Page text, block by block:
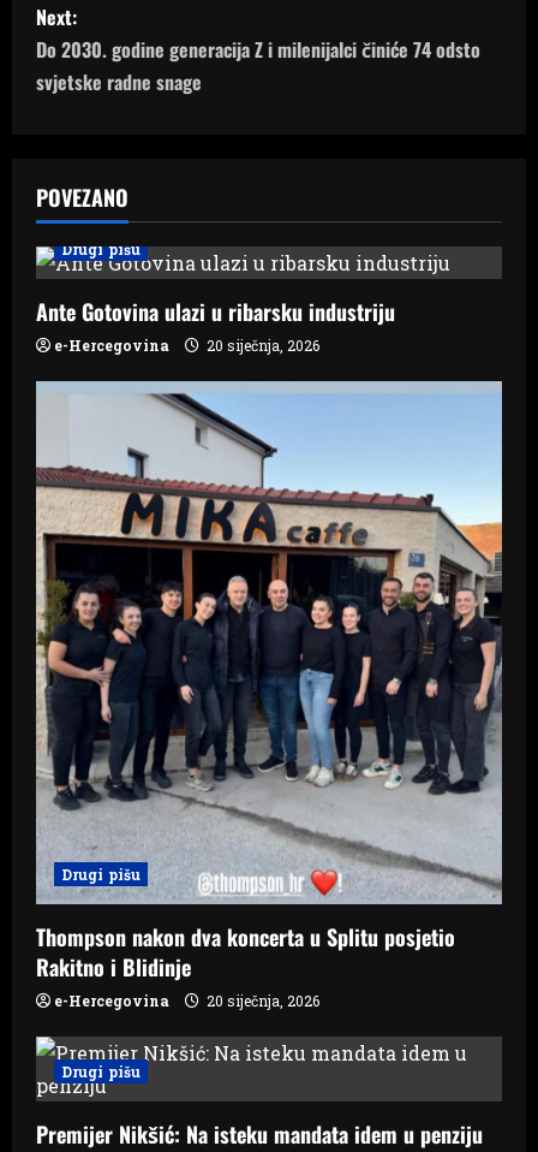
s
t
a
v
i
g
a
i
o
n
Next:
Do 2030. godine generacija Z i milenijalci činiće 74 odsto
svjetske radne snage
POVEZANO
Drugi pišu
Ante Gotovina ulazi u ribarsku industriju
e-Hercegovina 20 siječnja, 2026
Drugi pišu
Thompson nakon dva koncerta u Splitu posjetio
Rakitno i Blidinje
e-Hercegovina 20 siječnja, 2026
Drugi pišu
Premijer Nikšić: Na isteku mandata idem u penziju